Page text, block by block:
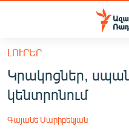
Մատչելիության
հիմնական
բովանդակությանը
Անցնել
հիմնական
մենյուին
ՀԱՅԱՍՏԱՆ
ՔԱՂԱՔԱԿԱՆ
ԸՆՏՐՈՒԹՅՈՒՆՆԵՐ 2026
ԼՈՒՐԵՐ
Կրակոցներ,
կենտրոնում
Գայանե Սարիբեկյան